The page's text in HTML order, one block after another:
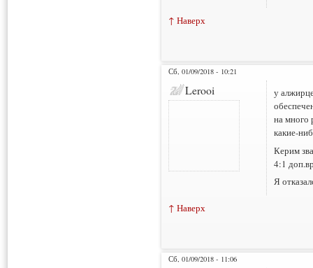
↑ Наверх
Сб, 01/09/2018 - 10:21
Lerooi
у
на много
какие-
Керим
4:1
Я
↑ Наверх
Сб, 01/09/2018 - 11:06